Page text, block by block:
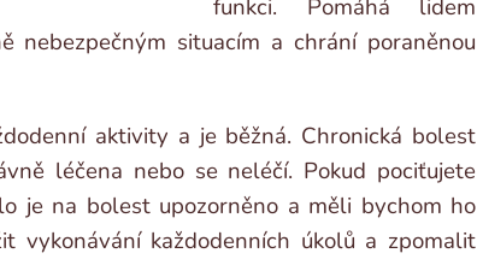
funkci. Pomáhá lidem
nebezpečným situacím a chrání poraněnou
aktivity a je běžná. Chronická bolest
léčena nebo se neléčí. Pokud pociťujete
je na bolest upozorněno a měli bychom ho
vykonávání každodenních úkolů a zpomalit